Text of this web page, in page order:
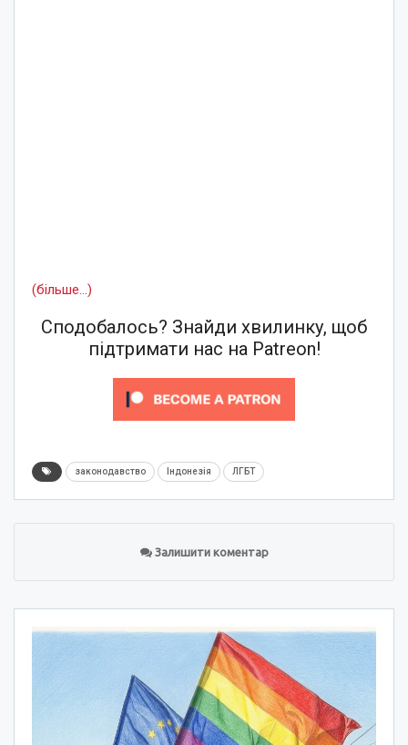
(більше…)
Сподобалось? Знайди хвилинку, щоб
підтримати нас на Patreon!
законодавство Індонезія ЛГБТ
Залишити коментар